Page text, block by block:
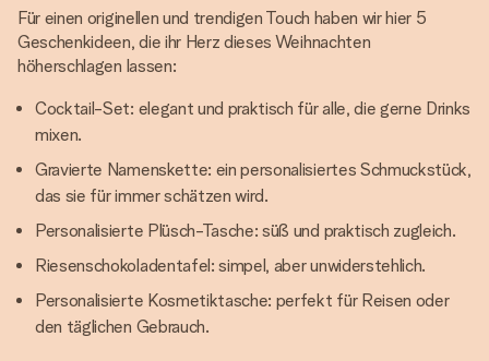
Für einen originellen und trendigen Touch haben wir hier 5
Geschenkideen, die ihr Herz dieses Weihnachten
höherschlagen lassen:
Cocktail-Set: elegant und praktisch für alle, die gerne Drinks
mixen.
Gravierte Namenskette: ein personalisiertes Schmuckstück,
das sie für immer schätzen wird.
Personalisierte Plüsch-Tasche: süß und praktisch zugleich.
Riesenschokoladentafel: simpel, aber unwiderstehlich.
Personalisierte Kosmetiktasche: perfekt für Reisen oder
den täglichen Gebrauch.